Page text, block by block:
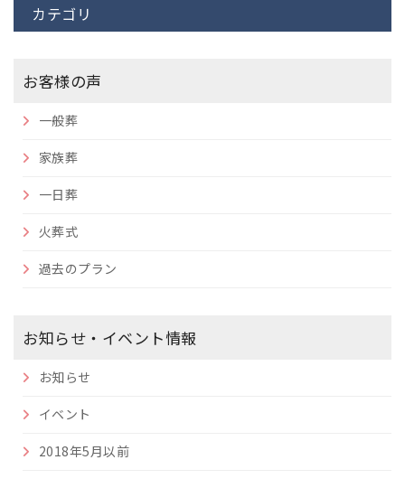
カテゴリ
お客様の声
一般葬
家族葬
一日葬
火葬式
過去のプラン
お知らせ・イベント情報
お知らせ
イベント
2018年5月以前